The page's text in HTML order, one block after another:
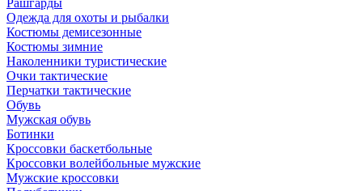
Рашгарды
Одежда для охоты и рыбалки
Костюмы демисезонные
Костюмы зимние
Наколенники туристические
Очки тактические
Перчатки тактические
Обувь
Мужская обувь
Ботинки
Кроссовки баскетбольные
Кроссовки волейбольные мужские
Мужские кроссовки